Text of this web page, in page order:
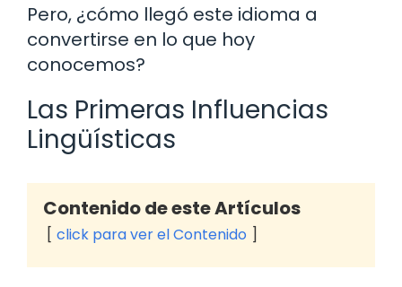
Pero, ¿cómo llegó este idioma a
convertirse en lo que hoy
conocemos?
Las Primeras Influencias
Lingüísticas
Contenido de este Artículos
click para ver el Contenido